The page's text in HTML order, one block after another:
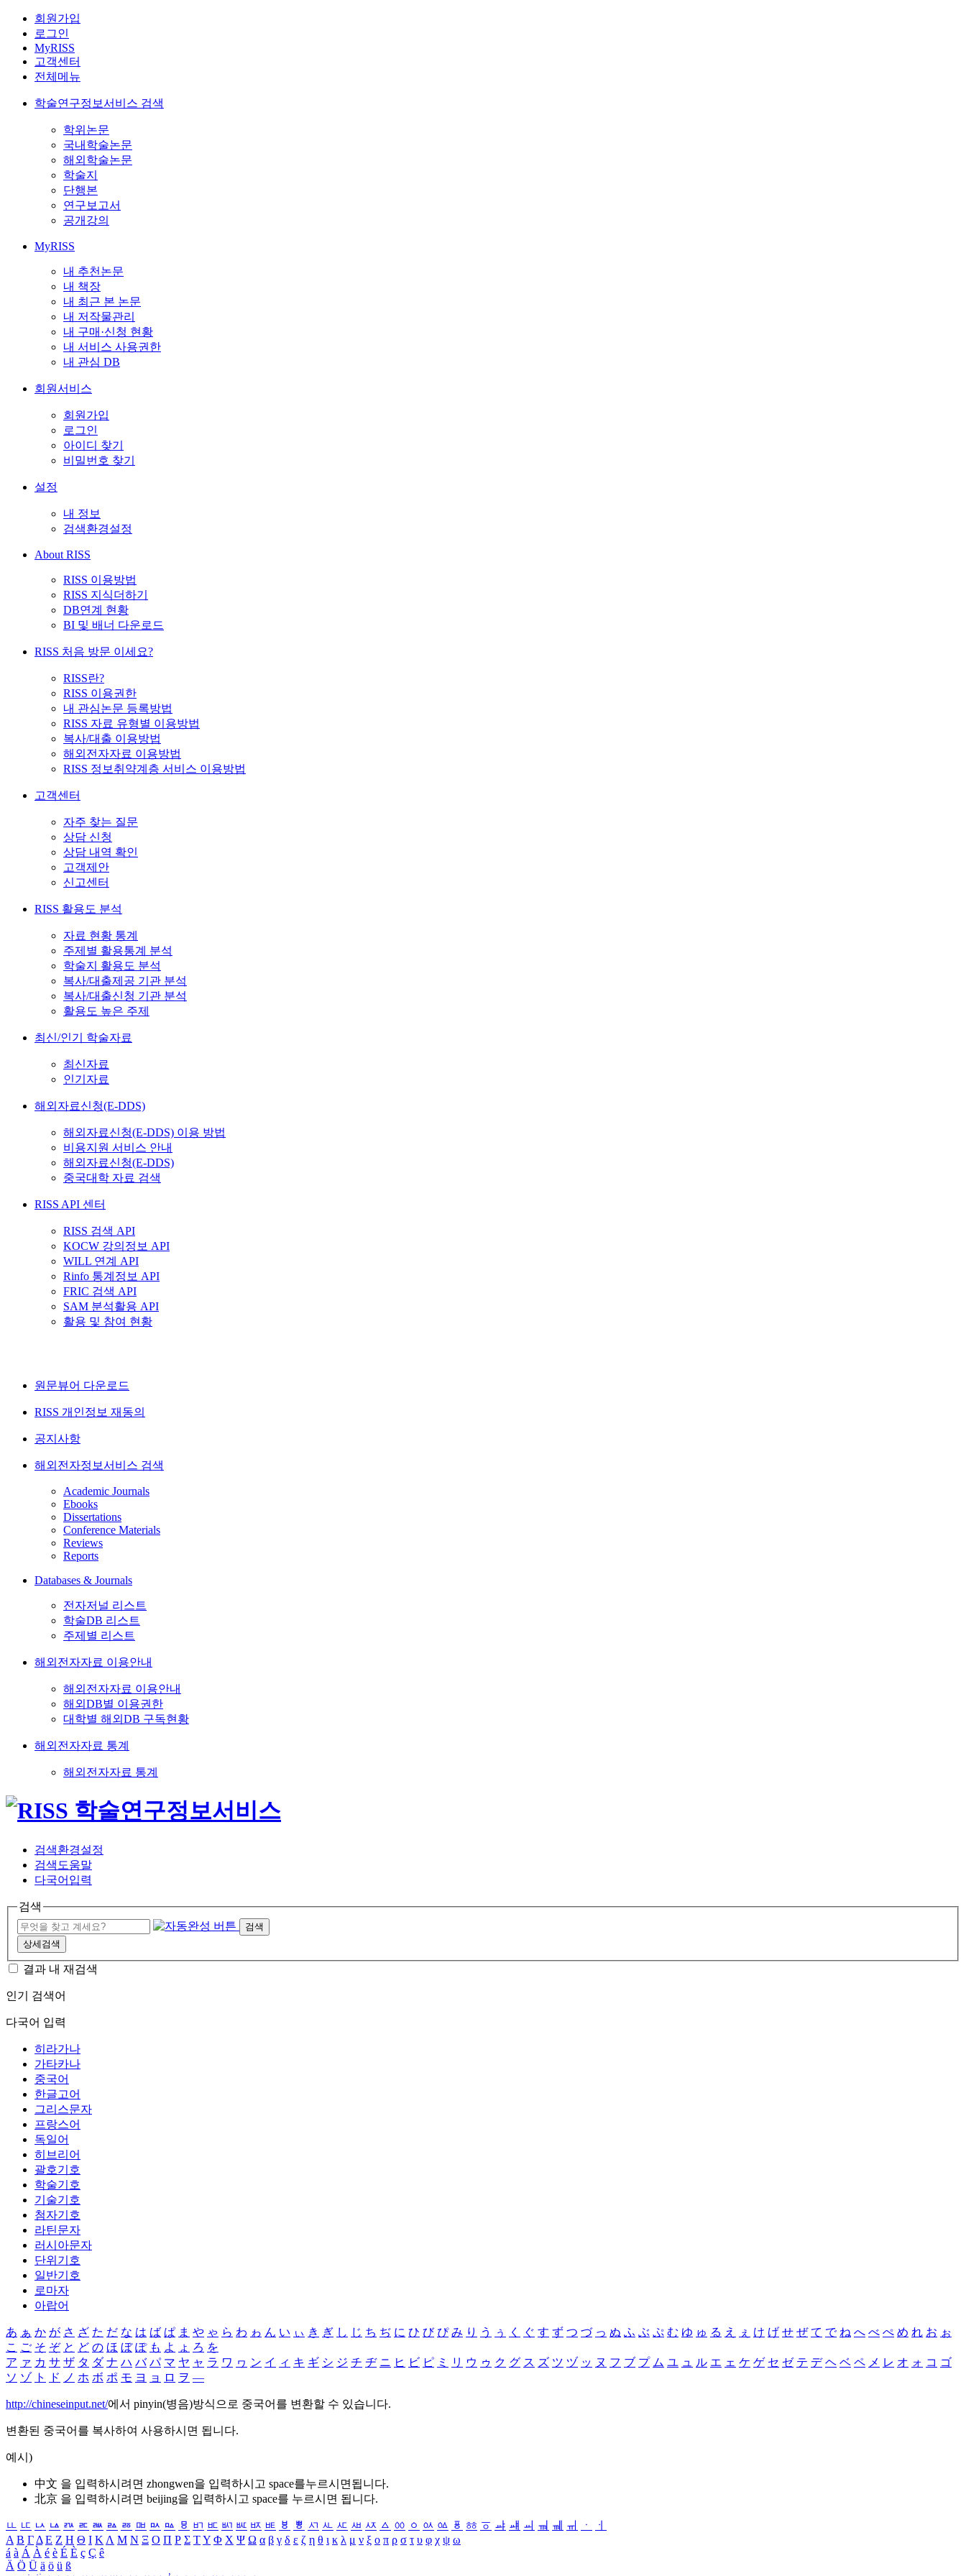
회원가입
로그인
MyRISS
고객센터
전체메뉴
학술연구정보서비스 검색
학위논문
국내학술논문
해외학술논문
학술지
단행본
연구보고서
공개강의
MyRISS
내 추천논문
내 책장
내 최근 본 논문
내 저작물관리
내 구매·신청 현황
내 서비스 사용권한
내 관심 DB
회원서비스
회원가입
로그인
아이디 찾기
비밀번호 찾기
설정
내 정보
검색환경설정
About RISS
RISS 이용방법
RISS 지식더하기
DB연계 현황
BI 및 배너 다운로드
RISS 처음 방문 이세요?
RISS란?
RISS 이용권한
내 관심논문 등록방법
RISS 자료 유형별 이용방법
복사/대출 이용방법
해외전자자료 이용방법
RISS 정보취약계층 서비스 이용방법
고객센터
자주 찾는 질문
상담 신청
상담 내역 확인
고객제안
신고센터
RISS 활용도 분석
자료 현황 통계
주제별 활용통계 분석
학술지 활용도 분석
복사/대출제공 기관 분석
복사/대출신청 기관 분석
활용도 높은 주제
최신/인기 학술자료
최신자료
인기자료
해외자료신청(E-DDS)
해외자료신청(E-DDS) 이용 방법
비용지원 서비스 안내
해외자료신청(E-DDS)
중국대학 자료 검색
RISS API 센터
RISS 검색 API
KOCW 강의정보 API
WILL 연계 API
Rinfo 통계정보 API
FRIC 검색 API
SAM 분석활용 API
활용 및 참여 현황
원문뷰어 다운로드
RISS 개인정보 재동의
공지사항
해외전자정보서비스 검색
Academic Journals
Ebooks
Dissertations
Conference Materials
Reviews
Reports
Databases & Journals
전자저널 리스트
학술DB 리스트
주제별 리스트
해외전자자료 이용안내
해외전자자료 이용안내
해외DB별 이용권한
대학별 해외DB 구독현황
해외전자자료 통계
해외전자자료 통계
검색환경설정
검색도움말
다국어입력
검색
검색
상세검색
결과 내 재검색
인기 검색어
다국어 입력
히라가나
가타카나
중국어
한글고어
그리스문자
프랑스어
독일어
히브리어
괄호기호
학술기호
기술기호
첨자기호
라틴문자
러시아문자
단위기호
일반기호
로마자
아랍어
あ ぁ か が さ ざ た だ な は ば ぱ ま や ゃ ら わ ゎ ん い ぃ き ぎ し じ ち ぢ に ひ び ぴ み り う ぅ く ぐ す ず つ づ っ ぬ ふ ぶ ぷ む ゆ ゅ る え ぇ け げ せ ぜ て で ね へ べ ぺ め れ お ぉ
こ ご そ ぞ と ど の ほ ぼ ぽ も よ ょ ろ を
ア ァ カ サ ザ タ ダ ナ ハ バ パ マ ヤ ャ ラ ワ ヮ ン イ ィ キ ギ シ ジ チ ヂ ニ ヒ ビ ピ ミ リ ウ ゥ ク グ ス ズ ツ ヅ ッ ヌ フ ブ プ ム ユ ュ ル エ ェ ケ ゲ セ ゼ テ デ ヘ ベ ペ メ レ オ ォ コ ゴ
ソ ゾ ト ド ノ ホ ボ ポ モ ヨ ョ ロ ヲ ―
http://chineseinput.net/에서 pinyin(병음)방식으로 중국어를 변환할 수 있습니다.
변환된 중국어를 복사하여 사용하시면 됩니다.
예시)
中文 을 입력하시려면 zhongwen을 입력하시고 space를누르시면됩니다.
北京 을 입력하시려면 beijing을 입력하시고 space를 누르시면 됩니다.
ㅥ ㅦ ㅧ ㅨ ㅩ ㅪ ㅫ ㅬ ㅭ ㅮ ㅯ ㅰ ㅱ ㅲ ㅳ ㅴ ㅵ ㅶ ㅷ ㅸ ㅹ ㅺ ㅻ ㅼ ㅽ ㅾ ㅿ ㆀ ㆁ ㆂ ㆃ ㆄ ㆅ ㆆ ㆇ ㆈ ㆉ ㆊ ㆋ ㆌ ㆍ
ㆎ
Α Β ΓΔ Ε Ζ Η Θ Ι ΚΛ Μ Ν Ξ Ο Π Ρ Σ ΤΥ Φ Χ Ψ Ω α β γ δ ε ζ η θ ι κ λ μ ν ξ ο π ρ σ τ υ φ χ ψ ω
á à Á À é è É È ç Ç ê
Ä Ö Ü ä ö ü ß